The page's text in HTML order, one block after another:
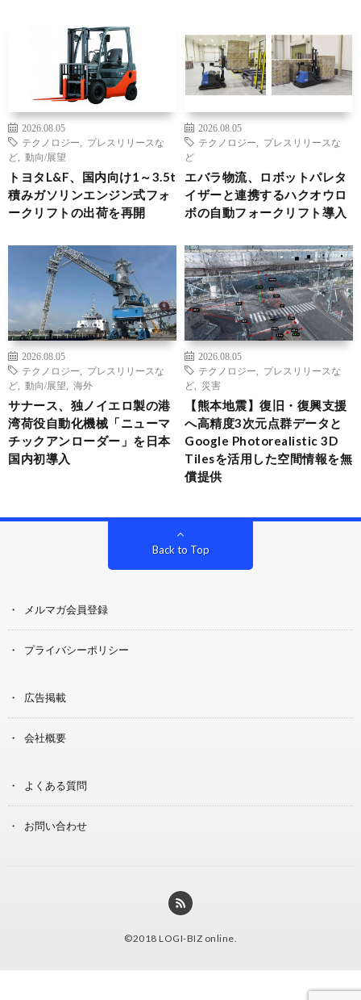
2026.08.05
テクノロジー
プレスリリースな
ど
動向/展望
トヨタL&F、国内向け1～3.5t
積みガソリンエンジン式フォ
ークリフトの出荷を再開
2026.08.05
テクノロジー
プレスリリースな
ど
エバラ物流、ロボットパレタ
イザーと連携するハクオウロ
ボの自動フォークリフト導入
2026.08.05
テクノロジー
プレスリリースな
ど
動向/展望 海外
サナース、独ノイエロ製の港
湾荷役自動化機械「ニューマ
チックアンローダー」を日本
国内初導入
2026.08.05
テクノロジー
プレスリリースな
ど
災害
【熊本地震】復旧・復興支援
へ高精度3次元点群データと
Google Photorealistic 3D
Tilesを活用した空間情報を無
償提供
Back to Top
メルマガ会員登録
プライバシーポリシー
広告掲載
会社概要
よくある質問
お問い合わせ
©2018 LOGI-BIZ online